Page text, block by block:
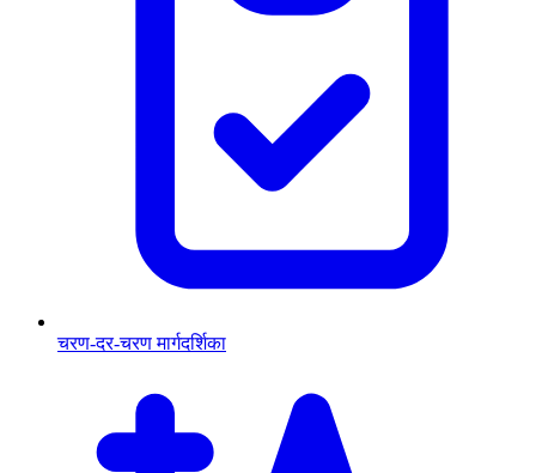
चरण-दर-चरण मार्गदर्शिका